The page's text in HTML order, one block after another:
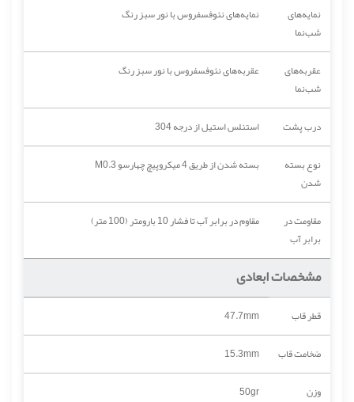
نمایه‌های
شب‌نما
نمایه‌های نئوفسفروس با نور سبز رنگ
عقربه‌های
شب‌نما
عقربه‌های نئوفسفروس با نور سبز رنگ
درب پشت
استنلس استیل از درجه 304
نوع بسته
شدن
بسته شدن از طریق 4 میکروپیچ چهارسو M0.3
مقاومت در
برابر آب
مقاوم در برابر آب تا فشار 10 بارومتر (100 متر)
مشخصات ابعادی
قطر قاب
47.7mm
ضخامت قاب
15.3mm
وزن
50gr